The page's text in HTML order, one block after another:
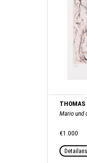
THOMAS
Mario und
€1.000